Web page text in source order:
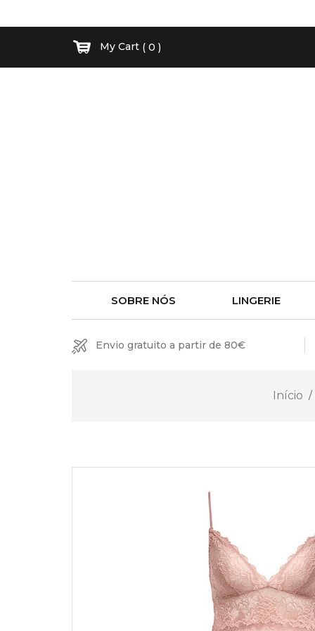
My Cart ( 0 )
SOBRE NÓS LINGERIE
Envio gratuito a partir de 80€
Início